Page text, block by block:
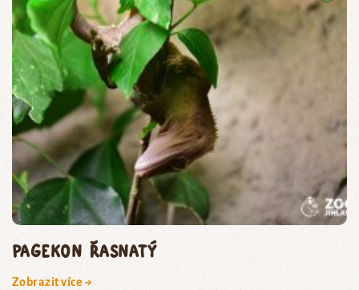
pagekon řasnatý
Zobrazit více →